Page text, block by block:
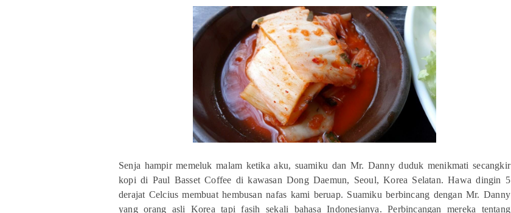
Senja hampir memeluk malam ketika aku, suamiku dan Mr. Danny duduk menikmati secangkir
kopi di Paul Basset Coffee di kawasan Dong Daemun, Seoul, Korea Selatan. Hawa dingin 5
derajat Celcius membuat hembusan nafas kami beruap. Suamiku berbincang dengan Mr. Danny
yang orang asli Korea tapi fasih sekali bahasa Indonesianya. Perbincangan mereka tentang